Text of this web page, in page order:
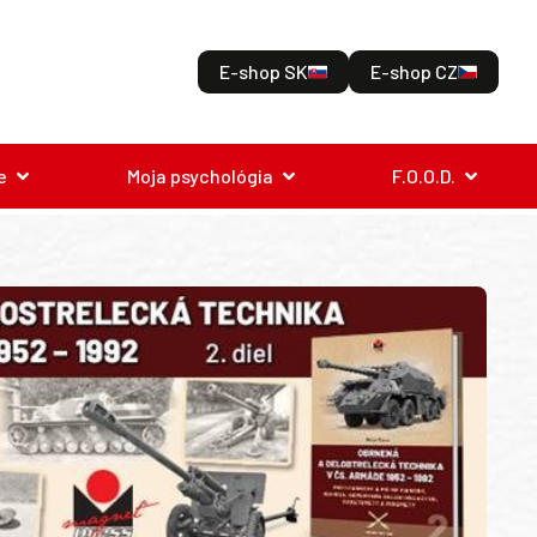
E-shop SK E-shop CZ
Moja psychológia F.O.O.D.